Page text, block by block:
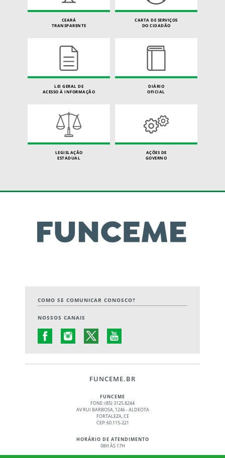
CEARÁ
TRANSPARENTE
CARTA DE SERVIÇOS
DO CIDADÃO
LEI GERAL DE
ACESSO À INFORMAÇÃO
DIÁRIO
OFICIAL
LEGISLAÇÃO
ESTADUAL
AÇÕES DE
GOVERNO
COMO SE COMUNICAR CONOSCO?
NOSSOS CANAIS
FUNCEME.BR
FUNCEME
FONE: (85) 3125.8244
AV RUI BARBOSA, 1246 - ALDEOTA
FORTALEZA, CE
CEP: 60.115-221
HORÁRIO DE ATENDIMENTO
08H ÀS 17H